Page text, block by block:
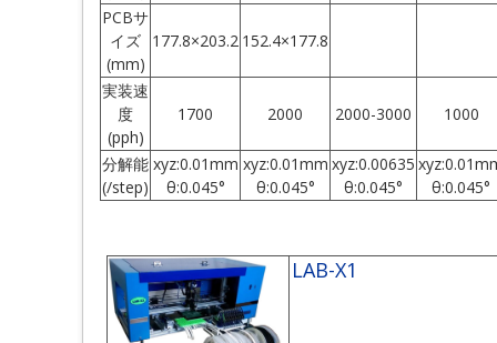
PCBサ
イズ
(mm)
177.8×203.2 152.4×177.8
実装速
度
(pph)
1700 2000 2000-3000 1000
分解能
(/step)
xyz:0.01mm
θ:0.045°
xyz:0.01mm
θ:0.045°
xyz:0.00635
θ:0.045°
θ:0.045°
LAB-X1